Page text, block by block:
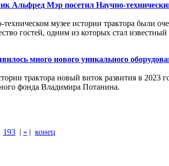
Альфред Мэр посетил Научно-
техническом музее истории трактора были
гостей, одним из которых стал
много нового уникального
трактора новый виток развития в 2023
фонда Владимира Потанина.
193 | » | конец